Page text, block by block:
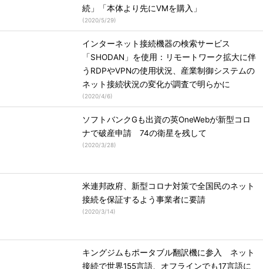
続」「本体より先にVMを購入」
(2020/5/29)
インターネット接続機器の検索サービス
「SHODAN」を使用：リモートワーク拡大に伴
うRDPやVPNの使用状況、産業制御システムの
ネット接続状況の変化が調査で明らかに
(2020/4/6)
ソフトバンクGも出資の英OneWebが新型コロ
ナで破産申請 74の衛星を残して
(2020/3/28)
米連邦政府、新型コロナ対策で全国民のネット
接続を保証するよう事業者に要請
(2020/3/14)
キングジムもポータブル翻訳機に参入 ネット
接続で世界155言語、オフラインでも17言語に